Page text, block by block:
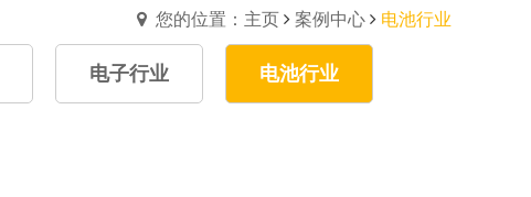
您的位置：主页 案例中心 电池行业
电子行业 电池行业